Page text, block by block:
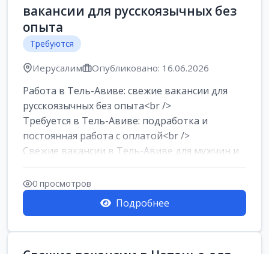
вакансии для русскоязычных без
опыта
Требуются
Иерусалим Опубликовано: 16.06.2026
Работа в Тель-Авиве: свежие вакансии для
русскоязычных без опыта<br />
Требуется в Тель-Авиве: подработка и
постоянная работа с оплатой<br />
Свежие вакансии в Тель-Авиве для мужчин и
женщин от хозя...
0 просмотров
Подробнее